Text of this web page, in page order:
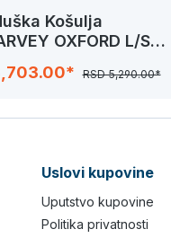
Košulja
OXFORD L/S
RSD 5,290.00*
Uslovi kupovine
Uputstvo kupovine
Politika privatnosti